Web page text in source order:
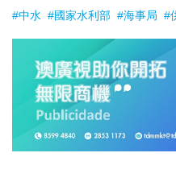
#中水 #國家水利部 #海事局